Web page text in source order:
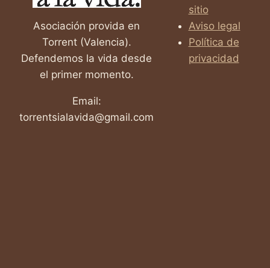
Asociación provida en
Torrent (Valencia).
Defendemos la vida desde
el primer momento.
Email:
torrentsialavida@gmail.com
sitio
Aviso legal
Política de
privacidad